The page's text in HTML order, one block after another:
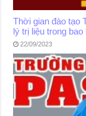
Thời gian đào tạo
lý trị liệu trong bao
22/09/2023